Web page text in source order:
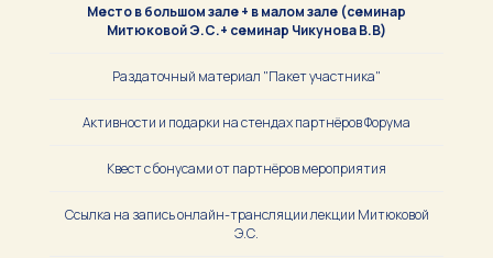
Место в большом зале + в малом зале (семинар
Митюковой Э.С.+ семинар Чикунова В.В)
Раздаточный материал "Пакет участника"
Активности и подарки на стендах партнёров Форума
Квест с бонусами от партнёров мероприятия
Ссылка на запись онлайн-трансляции лекции Митюковой
Э.С.